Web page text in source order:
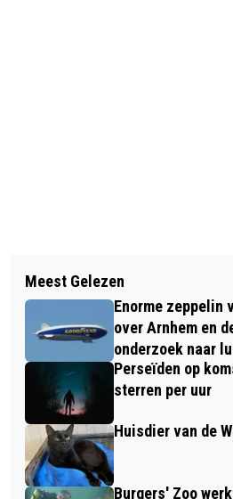
BEKENDMAKINGEN
RHEDEN
WORKSHOP 'GOD IN DE
KLIMAATCRISIS' ; WAT
DOEN
Meest Gelezen
Enorme zeppelin
over Arnhem en
onderzoek naar
Perseïden op
sterren per uur
Huisdier van de
Burgers' Zoo